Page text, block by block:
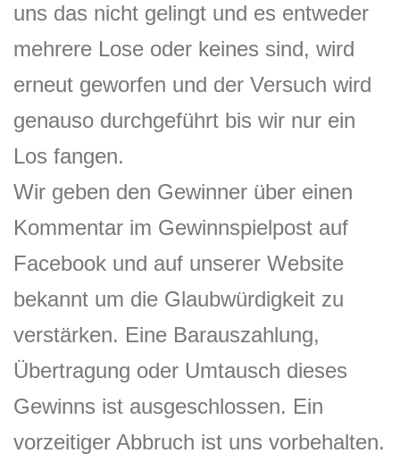
uns das nicht gelingt und es entweder
mehrere Lose oder keines sind, wird
erneut geworfen und der Versuch wird
genauso durchgeführt bis wir nur ein
Los fangen.
Wir geben den Gewinner über einen
Kommentar im Gewinnspielpost auf
Facebook und auf unserer Website
bekannt um die Glaubwürdigkeit zu
verstärken. Eine Barauszahlung,
Übertragung oder Umtausch dieses
Gewinns ist ausgeschlossen. Ein
vorzeitiger Abbruch ist uns vorbehalten.